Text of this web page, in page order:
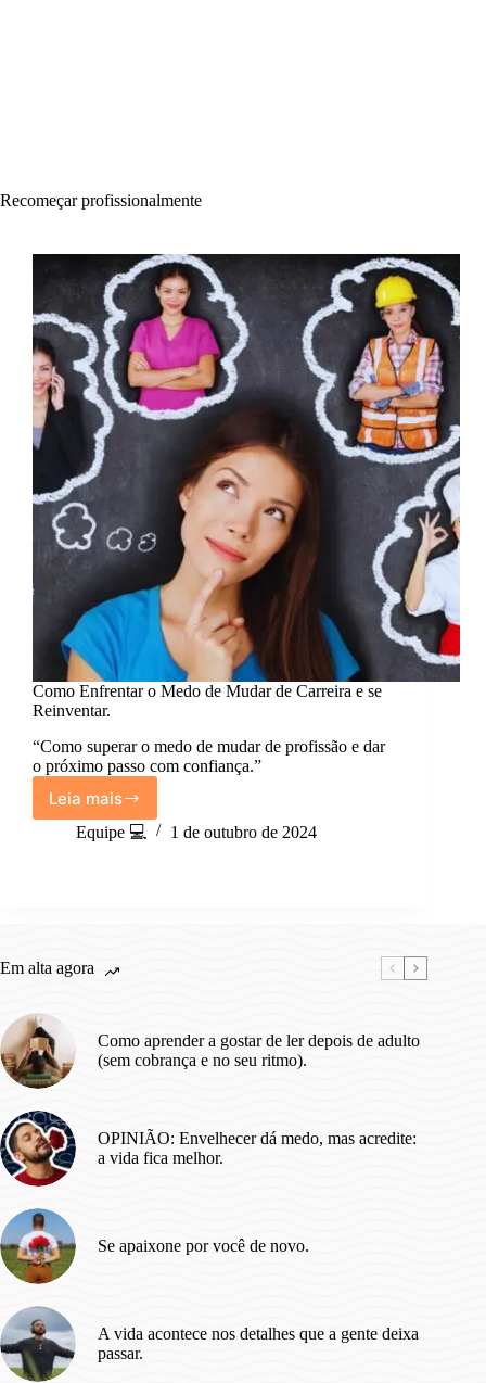
Recomeçar profissionalmente
Como Enfrentar o Medo de Mudar de Carreira e se
Reinventar.
“Como superar o medo de mudar de profissão e dar
o próximo passo com confiança.”
Leia mais
Como
Enfrentar
o
e
Equipe 💻 1 de outubro de 2024
Em alta agora
Como aprender a gostar de ler depois de adulto
(sem cobrança e no seu ritmo).
OPINIÃO: Envelhecer dá medo, mas acredite:
a vida fica melhor.
Se apaixone por você de novo.
A vida acontece nos detalhes que a gente deixa
passar.